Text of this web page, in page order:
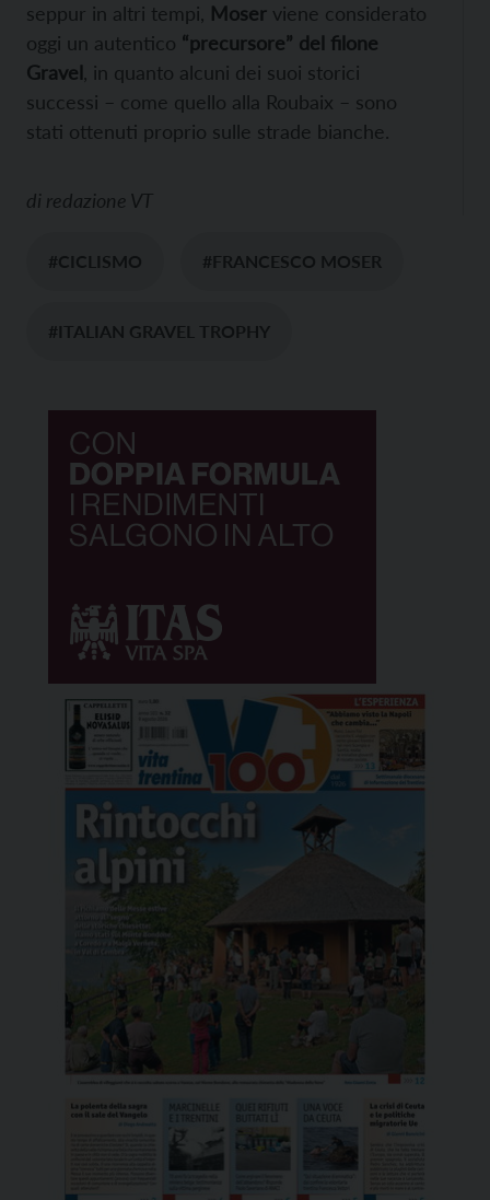
seppur in altri tempi, Moser viene considerato
oggi un autentico “precursore” del filone
Gravel , in quanto alcuni dei suoi storici
successi – come quello alla Roubaix – sono
stati ottenuti proprio sulle strade bianche.
di redazione VT
#CICLISMO #FRANCESCO MOSER
#ITALIAN GRAVEL TROPHY